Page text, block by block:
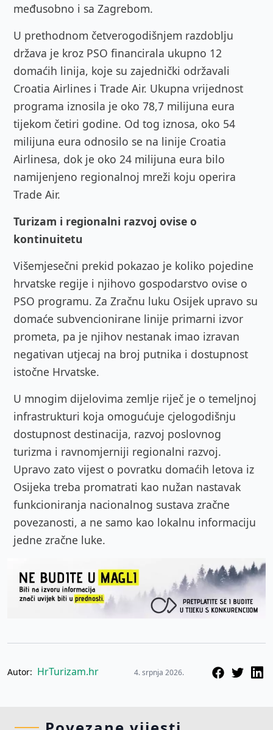
međusobno i sa Zagrebom.
U prethodnom četverogodišnjem razdoblju
država je kroz PSO financirala ukupno 12
domaćih linija, koje su zajednički održavali
Croatia Airlines i Trade Air. Ukupna vrijednost
programa iznosila je oko 78,7 milijuna eura
tijekom četiri godine. Od tog iznosa, oko 54
milijuna eura odnosilo se na linije Croatia
Airlinesa, dok je oko 24 milijuna eura bilo
namijenjeno regionalnoj mreži koju operira
Trade Air.
Turizam i regionalni razvoj ovise o
kontinuitetu
Višemjesečni prekid pokazao je koliko pojedine
hrvatske regije i njihovo gospodarstvo ovise o
PSO programu. Za Zračnu luku Osijek upravo su
domaće subvencionirane linije primarni izvor
prometa, pa je njihov nestanak imao izravan
negativan utjecaj na broj putnika i dostupnost
istočne Hrvatske.
U mnogim dijelovima zemlje riječ je o temeljnoj
infrastrukturi koja omogućuje cjelogodišnju
dostupnost destinacija, razvoj poslovnog
turizma i ravnomjerniji regionalni razvoj.
Upravo zato vijest o povratku domaćih letova iz
Osijeka treba promatrati kao nužan nastavak
funkcioniranja nacionalnog sustava zračne
povezanosti, a ne samo kao lokalnu informaciju
jedne zračne luke.
Autor: HrTurizam.hr 4. srpnja 2026.